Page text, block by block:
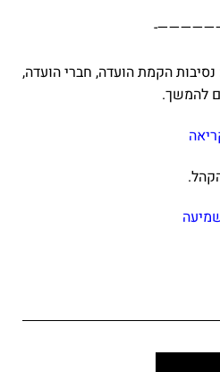
הקמת הועדה, חברי הועדה,
להמשך.